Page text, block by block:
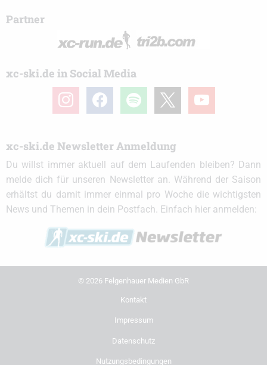
Partner
xc-ski.de in Social Media
instagramfacebook spotify youtube
xc-ski.de Newsletter Anmeldung
Du willst immer aktuell auf dem Laufenden bleiben? Dann
melde dich für unseren Newsletter an. Während der Saison
erhältst du damit immer einmal pro Woche die wichtigsten
News und Themen in dein Postfach. Einfach hier anmelden:
© 2026 Felgenhauer Medien GbR
Kontakt
Impressum
Datenschutz
Nutzungsbedingungen